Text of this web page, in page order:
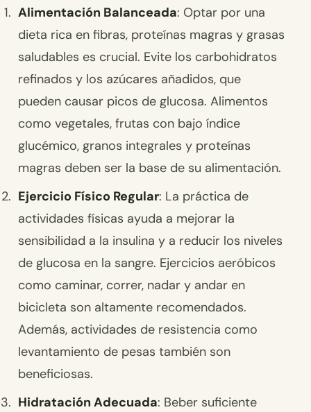
Alimentación Balanceada: Optar por una
dieta rica en fibras, proteínas magras y grasas
saludables es crucial. Evite los carbohidratos
refinados y los azúcares añadidos, que
pueden causar picos de glucosa. Alimentos
como vegetales, frutas con bajo índice
glucémico, granos integrales y proteínas
magras deben ser la base de su alimentación.
Ejercicio Físico Regular: La práctica de
actividades físicas ayuda a mejorar la
sensibilidad a la insulina y a reducir los niveles
de glucosa en la sangre. Ejercicios aeróbicos
como caminar, correr, nadar y andar en
bicicleta son altamente recomendados.
Además, actividades de resistencia como
levantamiento de pesas también son
beneficiosas.
Hidratación Adecuada: Beber suficiente